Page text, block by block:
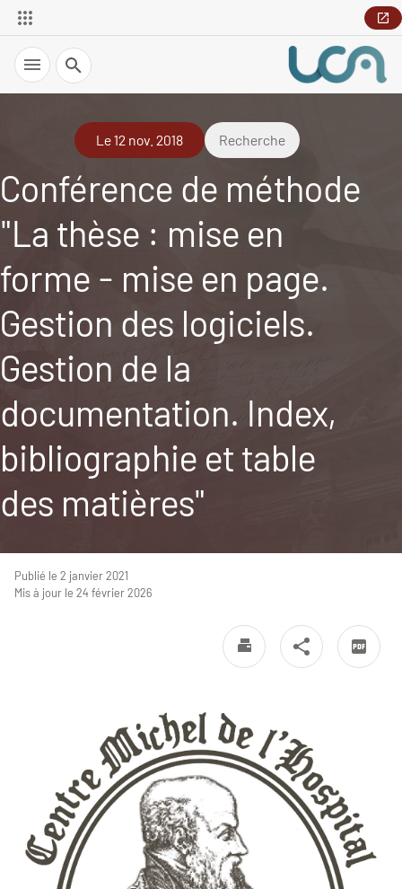
Recherche
Le 12 nov. 2018 Recherche
Conférence de méthode
"La thèse : mise en
forme - mise en page.
Gestion des logiciels.
Gestion de la
documentation. Index,
bibliographie et table
des matières"
Publié le 2 janvier 2021
Mis à jour le 24 février 2026